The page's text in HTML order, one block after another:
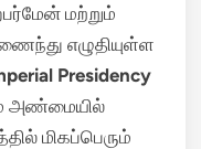
மற்றும்
எழுதியுள்ள
Presidency
அண்மையில்
மிகப்பெரும்